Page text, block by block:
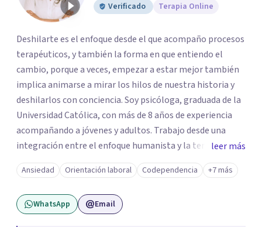
Verificado
Terapia Online
Deshilarte es el enfoque desde el que acompaño procesos
terapéuticos, y también la forma en que entiendo el
cambio, porque a veces, empezar a estar mejor también
implica animarse a mirar los hilos de nuestra historia y
deshilarlos con conciencia. Soy psicóloga, graduada de la
Universidad Católica, con más de 8 años de experiencia
acompañando a jóvenes y adultos. Trabajo desde una
integración entre el enfoque humanista y la terapia
cognitivo-conductual (TCC), combinando una escucha
profunda, empática y sin juicios, con herramientas con
herramientas psicológicas que ayudan a reconocer
patrones, resignificar experiencias y construir cambios
leer más
Ansiedad Orientación laboral Codependencia +7 más
WhatsApp Email